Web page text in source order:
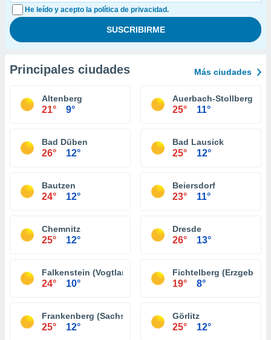
He leído y acepto la política de privacidad.
Principales ciudades Más ciudades
Altenberg
21° 9°
Auerbach-Stollberg
25° 11°
Bad Düben
26° 12°
Bad Lausick
25° 12°
Bautzen
24° 12°
Beiersdorf
23° 11°
Chemnitz
25° 12°
Dresde
26° 13°
Falkenstein (Vogtland)
24° 10°
Fichtelberg
19° 8°
Frankenberg (Sachsen)
25° 12°
Görlitz
25° 12°